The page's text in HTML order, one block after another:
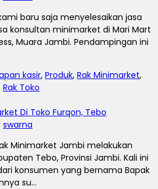
baru saja menyelesaikan jasa
konsultan minimarket di Mari Mart
Muara Jambi. Pendampingan ini
kasir, Produk, Rak Minimarket,
Rak Toko
Di Toko Furqon, Tebo
swarna
Minimarket Jambi melakukan
Tebo, Provinsi Jambi. Kali ini
konsumen yang bernama Bapak
su...